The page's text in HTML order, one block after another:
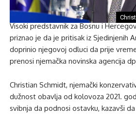
Visoki predstavnik za Bosnu i
priznao je da je pritisak iz Sjedinjenih
doprinio njegovoj odluci da prije
prenosi njemačka novinska agencija
Christian Schmidt, njemački
dužnost obavlja od kolovoza 2021.
svibnja da podnosi ostavku, kazavši